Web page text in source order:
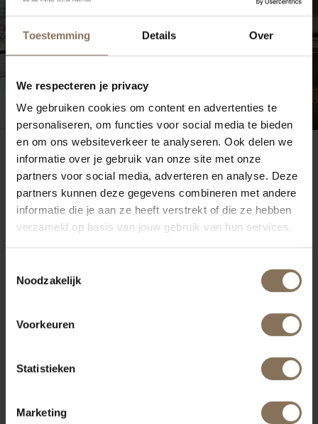
Toestemming Details Over
We respecteren je privacy
We gebruiken cookies om content en advertenties te
personaliseren, om functies voor social media te bieden
en om ons websiteverkeer te analyseren. Ook delen we
informatie over je gebruik van onze site met onze
partners voor social media, adverteren en analyse. Deze
partners kunnen deze gegevens combineren met andere
informatie die je aan ze heeft verstrekt of die ze hebben
verzameld op basis van jouw gebruik van hun services.
Noodzakelijk
Voorkeuren
Statistieken
Marketing
MIX & MATCH AAN TAFEL
SHOP THE LOOK
DESIGN KRUK
RECHTE TAFEL